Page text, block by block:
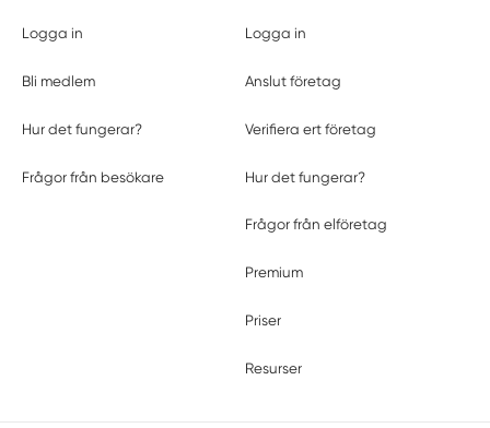
Logga in
Bli medlem
Hur det fungerar?
Frågor från besökare
Logga in
Anslut företag
Verifiera ert företag
Hur det fungerar?
Frågor från elföretag
Premium
Priser
Resurser